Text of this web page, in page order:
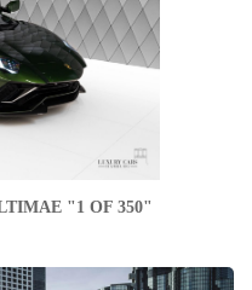
"1 OF 350"